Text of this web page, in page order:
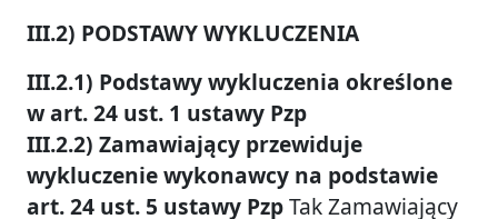
III.2) PODSTAWY WYKLUCZENIA
III.2.1) Podstawy wykluczenia określone
w art. 24 ust. 1 ustawy Pzp
III.2.2) Zamawiający przewiduje
wykluczenie wykonawcy na podstawie
art. 24 ust. 5 ustawy PzpTak Zamawiający